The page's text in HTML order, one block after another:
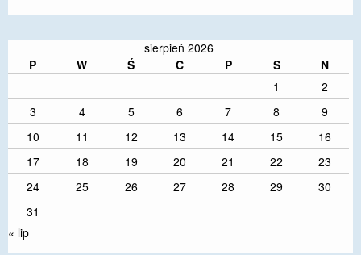
sierpień 2026
P
W Ś C P S
N
1
2
3
4 5 6 7 8
9
10
11 12 13 14 15
16
17
18 19 20 21 22
23
24
25 26 27 28 29
30
31
« lip